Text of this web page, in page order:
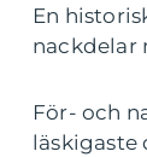
En
nackdelar
För- och
läskigaste